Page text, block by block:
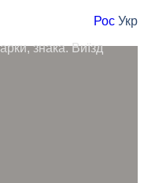
Рос Укр
знака. Виїзд